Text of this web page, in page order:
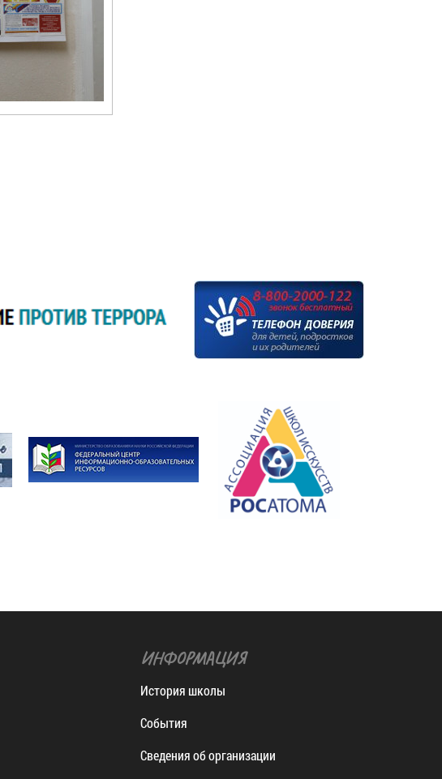
ИНФОРМАЦИЯ
История школы
События
Сведения об организации